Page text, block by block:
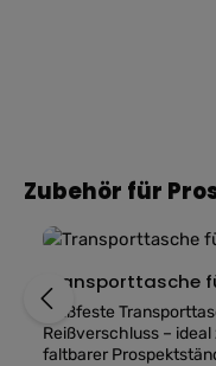
Produktgalerie
Zubehör für
Transporttasche
Reißfeste
Reißverschluss –
faltbarer